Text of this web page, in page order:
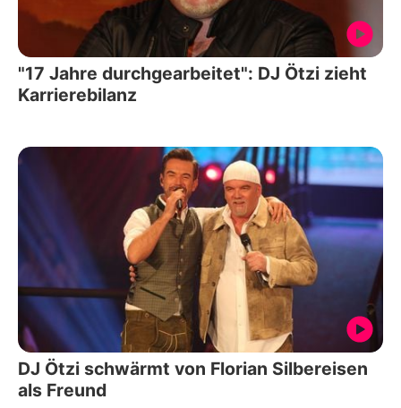
"17 Jahre durchgearbeitet": DJ Ötzi zieht
Karrierebilanz
DJ Ötzi schwärmt von Florian Silbereisen
als Freund